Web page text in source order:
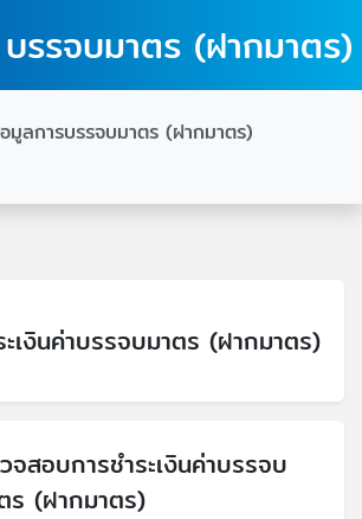
บรรจบมาตร (ฝากมาตร)
มูลการบรรจบมาตร (ฝากมาตร)
ะเงินค่าบรรจบมาตร (ฝากมาตร)
จสอบการชำระเงินค่าบรรจบ
ร (ฝากมาตร)